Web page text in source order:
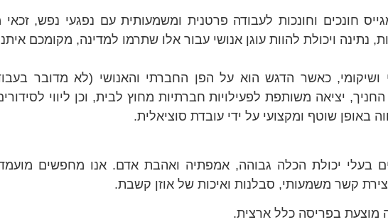
חונכים וחונכות לעבודה פרטנית ומשמעותית עם נפגעי נפש,
ויכולת להוות עוגן אנושי עבור אלו שתרמו למדינה, מקומכם
ושיקומי, כאשר הדגש הוא על הפן החברתי והאנושי (לא מדובר
יציאה משותפת לפעילויות חברתיות מחוץ לבית, וכן ליווי
באופן שוטף ומקצועי על ידי עובדת סוציאלית.
בעלי יכולת הכלה גבוהה, אמפתיה ואהבת אדם. אנו מחפשים
קשר משמעותי, סבלנות ואיכות של אוזן קשבת.
מוצעת בפריסה כלל ארצית.